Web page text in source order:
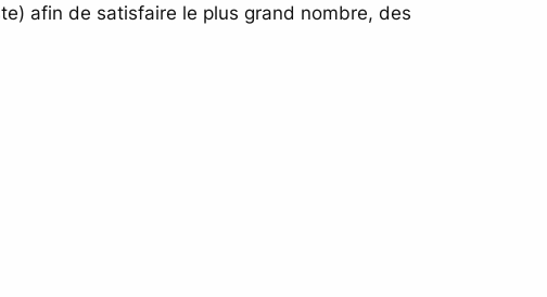
afin de satisfaire le plus grand nombre, des